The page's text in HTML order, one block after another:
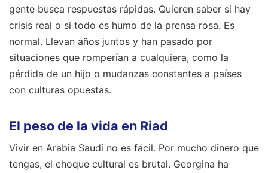
gente busca respuestas rápidas. Quieren saber si hay
crisis real o si todo es humo de la prensa rosa. Es
normal. Llevan años juntos y han pasado por
situaciones que romperían a cualquiera, como la
pérdida de un hijo o mudanzas constantes a países
con culturas opuestas.
El peso de la vida en Riad
Vivir en Arabia Saudí no es fácil. Por mucho dinero que
tengas, el choque cultural es brutal. Georgina ha